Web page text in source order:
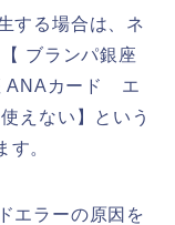
する場合は、ネ
ブランパ銀座
ANAカード エ
えない】という
。
エラーの原因を